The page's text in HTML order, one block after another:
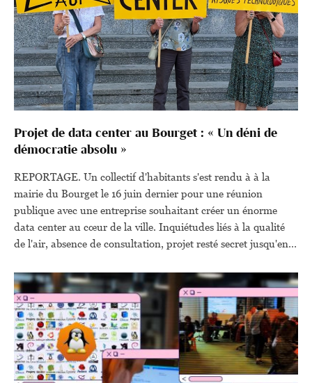
Projet de data center au Bourget : « Un déni de
démocratie absolu »
REPORTAGE. Un collectif d'habitants s'est rendu à à la
mairie du Bourget le 16 juin dernier pour une réunion
publique avec une entreprise souhaitant créer un énorme
data center au cœur de la ville. Inquiétudes liés à la qualité
de l'air, absence de consultation, projet resté secret jusqu'en
France et partout dans le monde.